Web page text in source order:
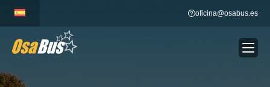
content
oficina@osabus.es